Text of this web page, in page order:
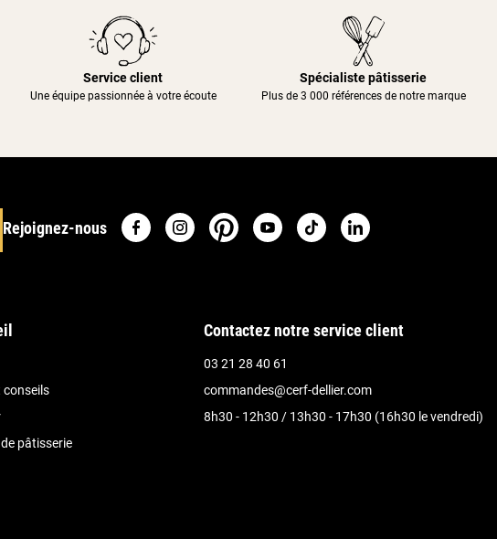
Service client
Une équipe passionnée à votre écoute
Spécialiste pâtisserie
Plus de 3 000 références de notre marque
Rejoignez-nous
conseils
pâtisserie
Contactez notre service client
03 21 28 40 61
commandes@cerf-dellier.com
8h30 - 12h30 / 13h30 - 17h30 (16h30 le vendredi)